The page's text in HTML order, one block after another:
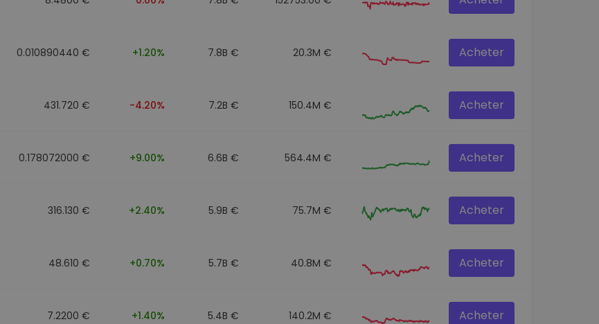
0.010890440 € +1.20% 7.8B € 20.3M € Acheter
431.720 € -4.20% 7.2B € 150.4M € Acheter
0.178072000 € +9.00% 6.6B € 564.4M € Acheter
316.130 € +2.40% 5.9B € 75.7M € Acheter
48.610 € +0.70% 5.7B € 40.8M € Acheter
7.2200 € +1.40% 5.4B € 140.2M € Acheter